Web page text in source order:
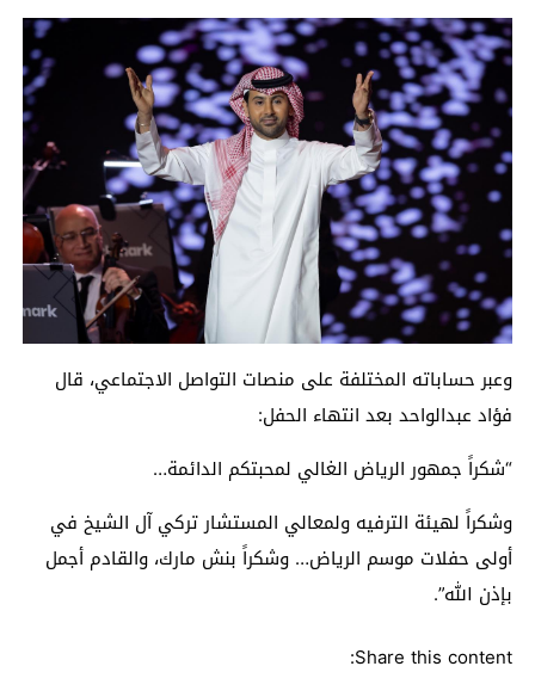
وعبر حساباته المختلفة على منصات التواصل الاجتماعي، قال
فؤاد عبدالواحد بعد انتهاء الحفل:
“شكراً جمهور الرياض الغالي لمحبتكم الدائمة…
وشكراً لهيئة الترفيه ولمعالي المستشار تركي آل الشيخ في
أولى حفلات موسم الرياض… وشكراً بنش مارك، والقادم أجمل
بإذن الله”.
Share this content: